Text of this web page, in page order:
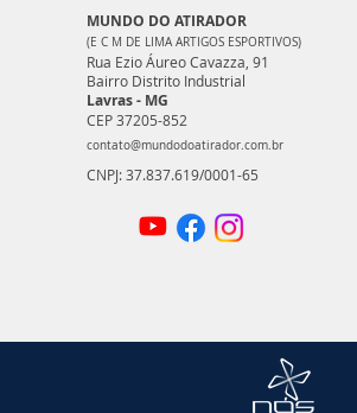
MUNDO DO ATIRADOR
(E C M DE LIMA ARTIGOS ESPORTIVOS)
Rua Ezio Áureo Cavazza, 91
Bairro Distrito Industrial
Lavras - MG
CEP 37205-852
contato@mundodoatirador.com.br
CNPJ: 37.837.619/0001-65